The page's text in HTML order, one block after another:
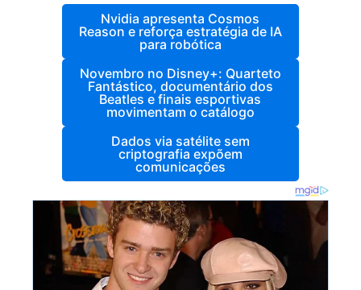
Nvidia apresenta Cosmos
Reason e reforça estratégia de IA
para robótica
Novembro no Disney+: Quarteto
Fantástico, documentário dos
Beatles e finais esportivas
movimentam o catálogo
Dados via satélite sem
criptografia expõem
comunicações